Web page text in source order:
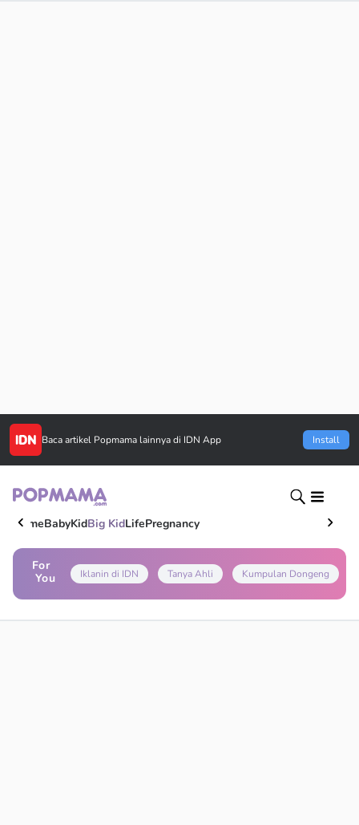
Baca artikel Popmama lainnya di IDN App Install
HomeBabyKidBig KidLifePregnancy
For
You
Iklanin di IDN Tanya Ahli Kumpulan Dongeng